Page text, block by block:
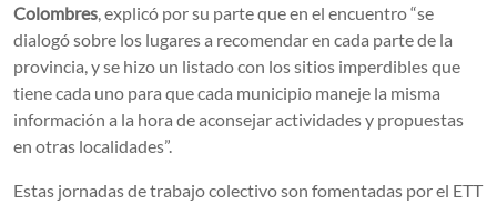
Colombres , explicó por su parte que en el encuentro “se
dialogó sobre los lugares a recomendar en cada parte de la
provincia, y se hizo un listado con los sitios imperdibles que
tiene cada uno para que cada municipio maneje la misma
información a la hora de aconsejar actividades y propuestas
en otras localidades”.
Estas jornadas de trabajo colectivo son fomentadas por el ETT